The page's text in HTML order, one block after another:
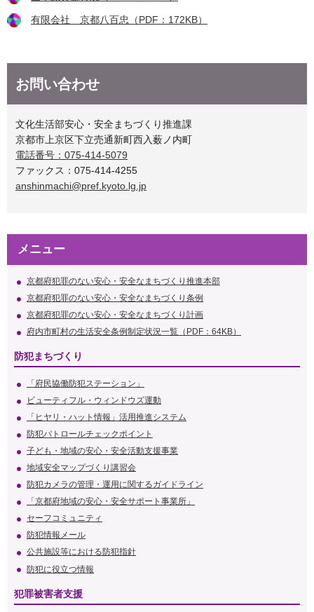
有限会社 京都八百忠（PDF：172KB）
お問い合わせ
文化生活部安心・安全まちづくり推進課
京都市上京区下立売通新町西入薮ノ内町
電話番号：075-414-5079
ファックス：075-414-4255
anshinmachi@pref.kyoto.lg.jp
メニュー
京都府犯罪のない安心・安全なまちづくり推進本部
京都府犯罪のない安心・安全なまちづくり条例
京都府犯罪のない安心・安全なまちづくり計画
府内市町村の生活安全条例制定状況一覧（PDF：64KB）
防犯まちづくり
「府民協働防犯ステーション」
ビューティフル・ウィンドウズ運動
「ヒヤリ・ハット情報」活用推進システム
防犯パトロールチェックポイント
子ども・地域の安心・安全活動支援事業
地域安全マップづくり講習会
防犯カメラの管理・運用に関するガイドライン
「京都府地域の安心・安全サポート事業所」
セーフコミュニティ
防犯情報メール
公共施設等における防犯指針
防犯に役立つ情報
犯罪被害者支援